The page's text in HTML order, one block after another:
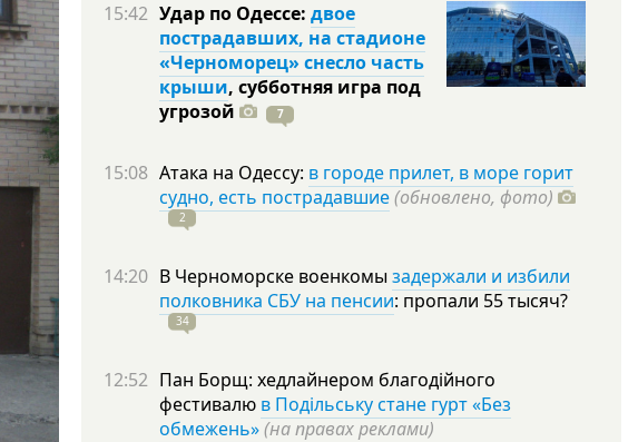
15:42 Удар по Одессе: двое
пострадавших, на стадионе
«Черноморец» снесло часть
крыши, субботняя игра под
угрозой
7
15:08 Атака на Одессу: в городе прилет, в море горит
судно, есть пострадавшие(обновлено, фото)
2
14:20 В Черноморске военкомы задержали и избили
полковника СБУ на пенсии: пропали 55тысяч?
34
12:52 Пан Борщ: хедлайнером благодійного
фестивалю в Подільську стане гурт «Без
обмежень»(на правах реклами)